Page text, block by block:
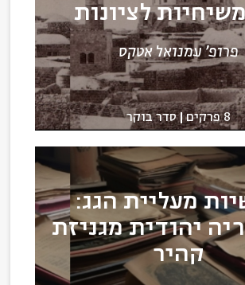
לציונות
פרופ' עמנואל אטקס
8 פרקים סדר בוקר
מעליית הגג:
יהודית מגניזת
קהיר